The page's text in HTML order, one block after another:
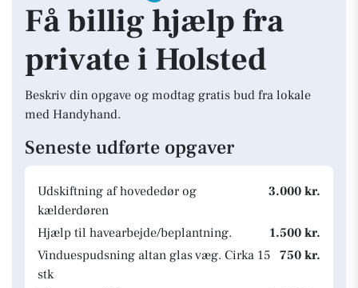
Få billig hjælp fra
private i Holsted
Beskriv din opgave og modtag gratis bud fra lokale
med Handyhand.
Seneste udførte opgaver
Udskiftning af hovededør og
kælderdøren
3.000 kr.
Hjælp til havearbejde/beplantning.
1.500 kr.
Vinduespudsning altan glas væg. Cirka 15
stk
750 kr.